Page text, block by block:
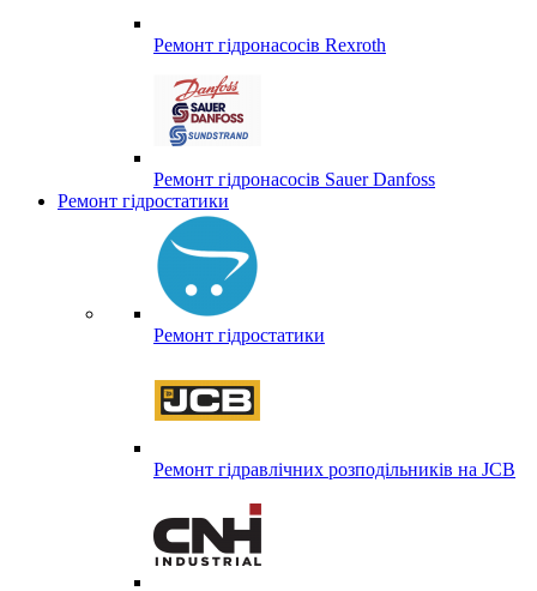
Ремонт гідронасосів Rexroth
Ремонт гідронасосів Sauer Danfoss
Ремонт гідростатики
Ремонт гідростатики
Ремонт гідравлічних розподільників на JCB